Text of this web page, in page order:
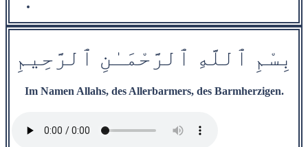
بِسْمِ ٱ للَّهِ ٱ لرَّحْمَ‍ـٰنِ ٱ ل‍‍رَّح‍ِ‍ي‍مِ
Im Namen Allahs, des Allerbarmers, des Barmherzigen.